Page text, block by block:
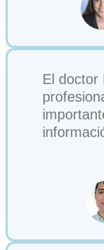
El doctor